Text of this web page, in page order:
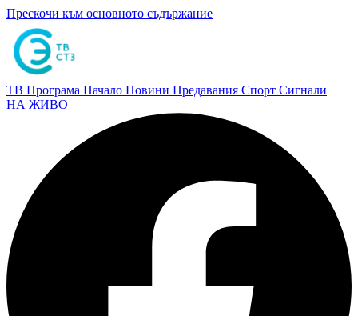
Прескочи към основното съдържание
ТВ Програма Начало Новини Предавания Спорт Сигнали
НА ЖИВО